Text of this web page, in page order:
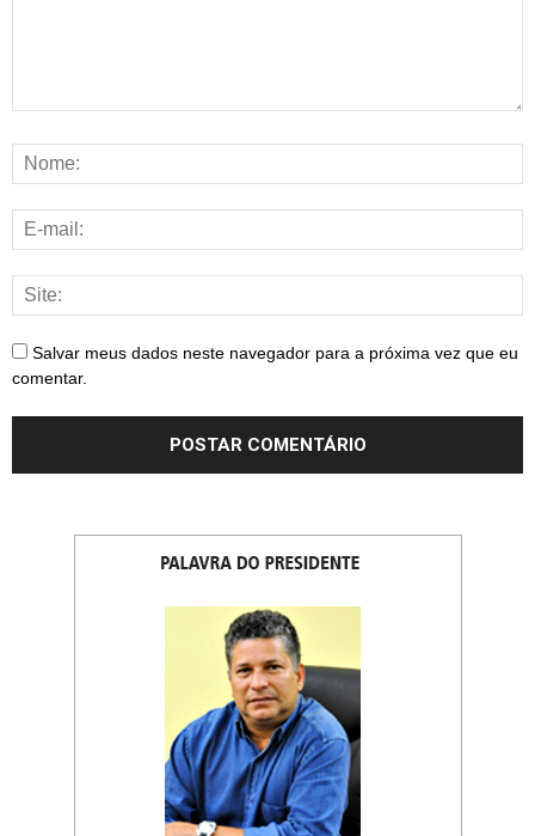
Salvar meus dados neste navegador para a próxima vez que eu
comentar.